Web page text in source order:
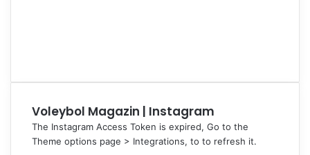
Voleybol Magazin | Instagram
The Instagram Access Token is expired, Go to the
Theme options page > Integrations, to to refresh it.